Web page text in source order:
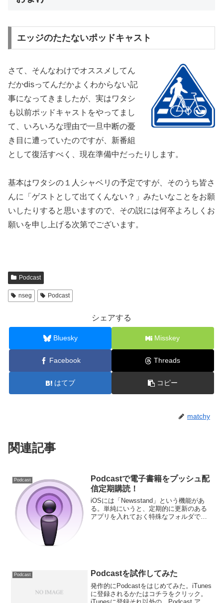
エッジのたたないポッドキャスト
さて、そんなわけでオススメしてん
だかdisってんだかよくわからない記
事になってきましたが、実はワタシ
も以前ポッドキャストをやってまし
て、いろいろな理由で一旦中断の憂
き目に遭っていたのですが、新番組
として復活すべく、現在準備中だったりします。
基本はワタシの１人シャベリの予定ですが、そのうち皆さ
んに「ゲストとして出てくんない？」みたいなことをお願
いしたりすると思いますので、その説には何卒よろしくお
願いを申し上げる次第でございます。
Podcast
nseg Podcast
シェアする
Bluesky Misskey
Facebook Threads
はてブ コピー
matchy
関連記事
Podcast
Podcastで電子書籍をプッシュ配
信定期購読！
iOSには「Newsstand」という機能があ
る。単純にいうと、定期的に更新のある
アプリを入れておく特殊なフォルダで、
Podcast Podcastを試作してみた
発作的にPodcastをはじめてみた。iTunes
に登録されるかたはコチラをクリック。